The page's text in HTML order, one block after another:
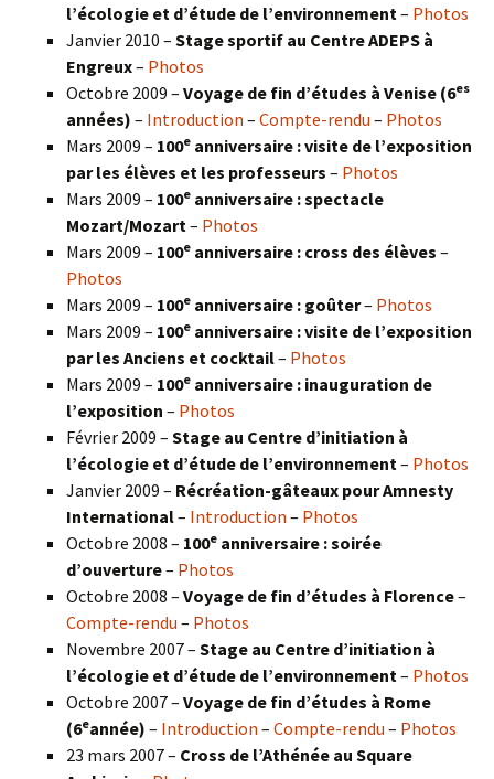
l’écologie et d’étude de l’environnement – Photos
Janvier 2010 – Stage sportif au Centre ADEPS à
Engreux– Photos
Octobre 2009 – Voyage de fin d’études à Venise (6es
années) – Introduction – Compte-rendu – Photos
Mars 2009 – 100e anniversaire : visite de l’exposition
par les élèves et les professeurs – Photos
Mars 2009 – 100e anniversaire : spectacle
Mozart/Mozart – Photos
Mars 2009 – 100e anniversaire : cross des élèves –
Photos
Mars 2009 – 100e anniversaire : goûter– Photos
Mars 2009 – 100e anniversaire : visite de l’exposition
par les Anciens et cocktail– Photos
Mars 2009 – 100e anniversaire : inauguration de
l’exposition – Photos
Février 2009 – Stage au Centre d’initiation à
l’écologie et d’étude de l’environnement – Photos
Janvier 2009 – Récréation-gâteaux pour Amnesty
International– Introduction – Photos
Octobre 2008 – 100e anniversaire : soirée
d’ouverture– Photos
Octobre 2008 – Voyage de fin d’études à Florence–
Compte-rendu – Photos
Novembre 2007 – Stage au Centre d’initiation à
l’écologie et d’étude de l’environnement – Photos
Octobre 2007 – Voyage de fin d’études à Rome
(6eannée) – Introduction – Compte-rendu – Photos
23 mars 2007 – Cross de l’Athénée au Square